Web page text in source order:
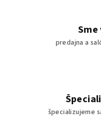
predajna a
špecializujeme